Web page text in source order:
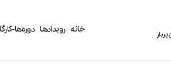
خانه رویدادها دوره‌ها-